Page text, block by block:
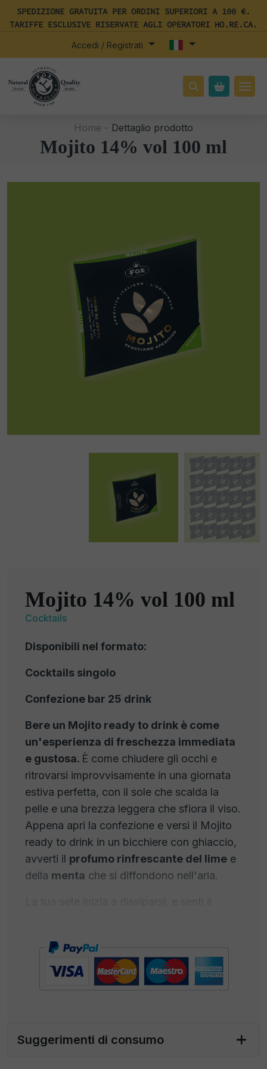
SPEDIZIONE GRATUITA PER ORDINI SUPERIORI A 100 €.
TARIFFE ESCLUSIVE RISERVATE AGLI OPERATORI HO.RE.CA.
Accedi / Registrati
Home - Dettaglio prodotto
Mojito 14% vol 100 ml
Mojito 14% vol 100 ml
Cocktails
Disponibili nel formato:
Cocktails singolo
Confezione bar 25 drink
Bere un Mojito ready to drink è come
un'esperienza di freschezza immediata
e gustosa. È come chiudere gli occhi e
ritrovarsi improvvisamente in una giornata
estiva perfetta, con il sole che scalda la
pelle e una brezza leggera che sfiora il viso.
Appena apri la confezione e versi il Mojito
ready to drink in un bicchiere con ghiaccio,
avverti il profumo rinfrescante del lime e
della menta che si diffondono nell'aria.
fresco e frizzante danza sulla tua lingua,
contrastato dalla dolcezza dell'acqua di
zucchero. La menta rinfresca il tuo palato
come se stessi bevendo l'estate stessa. La
Suggerimenti di consumo